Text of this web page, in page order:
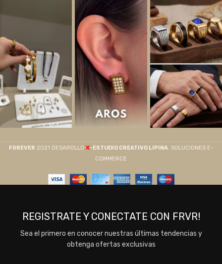
F0REVER 2021 DESAROLLO X-ESTUDIO CREATIVO LIPINA. SOLUCIONES E-
COMMERCE
REGISTRATE Y CONECTATE CON FRVR!
Sea el primero en conocer nuestras últimas tendencias y
obtenga ofertas exclusivas